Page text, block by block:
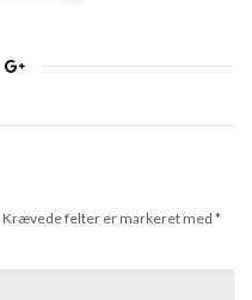
Krævede felter er markeret med *